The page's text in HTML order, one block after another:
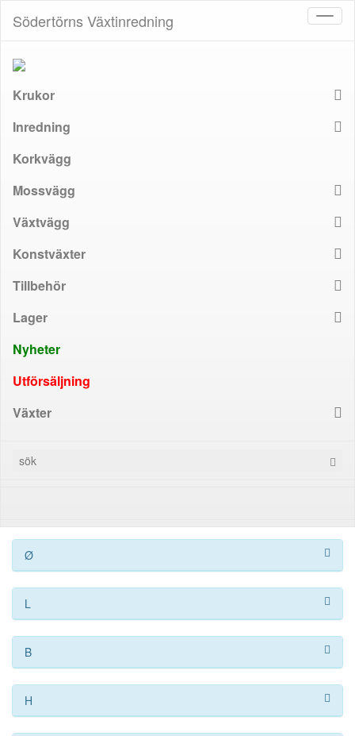
Södertörns Växtinredning
Krukor
Inredning
Korkvägg
Mossvägg
Växtvägg
Konstväxter
Tillbehör
Lager
Nyheter
Utförsäljning
Växter
Ø
L
B
H